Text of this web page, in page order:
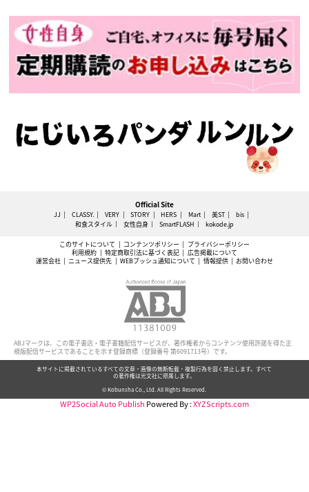
Official Site
JJ CLASSY. VERY STORY HERS Mart 美ST
bis
和食スタイル
女性自身 SmartFLASH kokode.jp
このサイトについて コンテンツポリシー
プライバシーポリシー
利用規約
特定商取引法に基づく表記
広告掲載について
運営会社
ニュース提供先 WEBプッシュ通知について 情報提供 お問い合わせ
ABJマークは、この電子書店・電子書籍配信サービスが、著作権者からコンテンツ使用許諾を得た正
規版配信サービスであることを示す登録商標（登録番号 第6091713号）です。
本サイトに掲載されているすべての文章・画像の無断転載・複製行為を固く禁止します。すべて
の著作権は光文社に帰属します。
© Kobunsha Co., Ltd. All Rights Reserved.
WP2Social Auto Publish Powered By :XYZScripts.com